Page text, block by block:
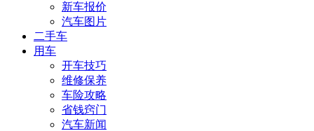
新车报价
汽车图片
二手车
用车
开车技巧
维修保养
车险攻略
省钱窍门
汽车新闻